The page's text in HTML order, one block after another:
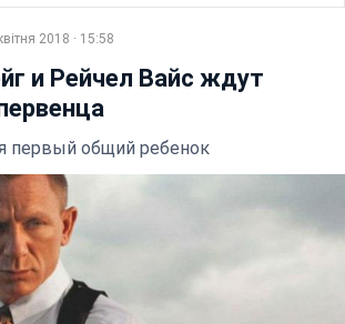
2018 · 15:58
и Рейчел Вайс ждут
первый общий ребенок